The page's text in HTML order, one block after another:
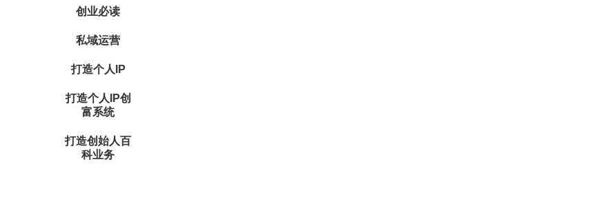
创业必读
私域运营
打造个人IP
打造个人IP创
富系统
打造创始人百
科业务